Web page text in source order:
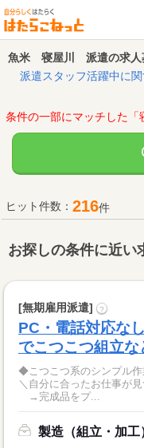
魚米 寝屋川 派遣の求人
派遣スタッフ活躍中に
条件の一部にマッチした「
ヒット件数： 216件
お探しの条件に近い
[無期雇用派遣] ?
PC・電話対応な
でこつこつ組立な
◆こつこつ系のシンプル
＼自分に合ったお仕事が見つか
→完成品をプ...
製造（組立・加工